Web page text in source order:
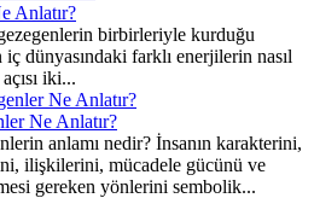
Anlatır?
birbirleriyle kurduğu
dünyasındaki farklı enerjilerin nasıl
iki...
Ne Anlatır?
anlamı nedir? İnsanın karakterini,
ilişkilerini, mücadele gücünü ve
gereken yönlerini sembolik...